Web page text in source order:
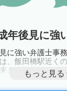
年後見に強
に強い弁護士事
、飯田橋駅近く
ます。相続のト
談してみましょう
もっと見る